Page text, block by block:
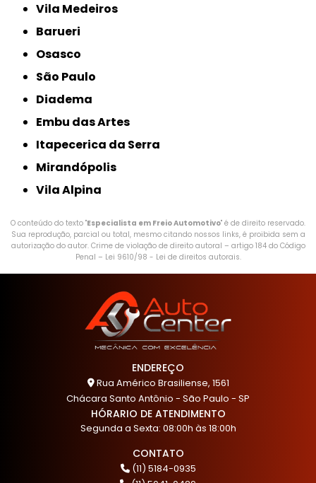
Vila Medeiros
Barueri
Osasco
São Paulo
Diadema
Embu das Artes
Itapecerica da Serra
Mirandópolis
Vila Alpina
O conteúdo do texto "Especialista em Freio Automotivo" é de direito reservado.
Sua reprodução, parcial ou total, mesmo citando nossos links, é proibida sem a
autorização do autor. Crime de violação de direito autoral – artigo 184 do Código
Penal – Lei 9610/98 - Lei de direitos autorais.
ENDEREÇO
Rua Américo Brasiliense, 1561
Chácara Santo Antônio - São Paulo - SP
HÓRARIO DE ATENDIMENTO
Segunda a Sexta: 08:00h às 18:00h
CONTATO
(11) 5184-0935